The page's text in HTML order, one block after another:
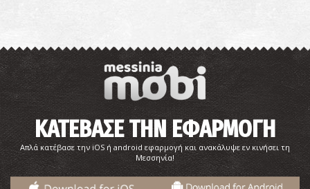
ΚΑΤΕΒΑΣΕ ΤΗΝ ΕΦΑΡΜΟΓΗ
Απλά κατέβασε την iOS ή android εφαρμογή και ανακάλυψε εν κινήσει τη
Μεσσηνία!